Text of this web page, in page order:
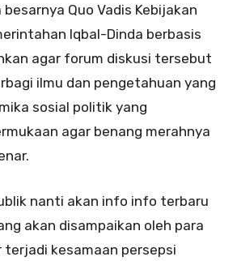
Quo Vadis Kebijakan
Iqbal-Dinda berbasis
agar forum diskusi tersebut
ilmu dan pengetahuan yang
sosial politik yang
agar benang merahnya
nanti akan info info terbaru
akan disampaikan oleh para
terjadi kesamaan persepsi